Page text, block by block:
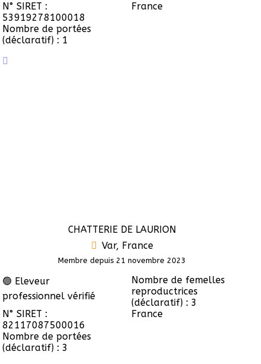
N° SIRET :
53919278100018
France
Nombre de portées
(déclaratif) : 1
CHATTERIE DE LAURION
Var, France
Membre depuis 21 novembre 2023
🟢 Eleveur
professionnel vérifié
Nombre de femelles
reproductrices
(déclaratif) : 3
N° SIRET :
82117087500016
France
Nombre de portées
(déclaratif) : 3